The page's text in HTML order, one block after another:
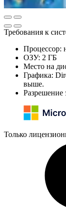
Требования к
Процессор:
ОЗУ: 2 ГБ
Место на
Графика:
выше.
Разрешение
Только